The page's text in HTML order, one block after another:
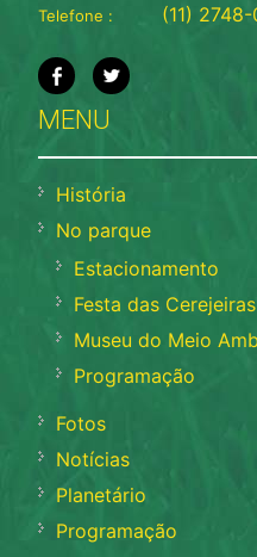
Telefone : (11) 2748-
MENU
História
No parque
Estacionamento
Festa das Cerejeiras
Museu do Meio
Programação
Fotos
Notícias
Planetário
Programação